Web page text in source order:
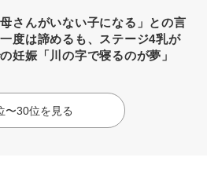
母さんがいない子になる」との言
度は諦めるも、ステージ4乳が
妊娠「川の字で寝るのが夢」
〜30位を見る